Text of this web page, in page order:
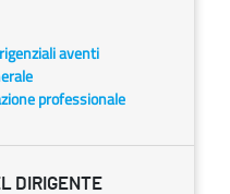
aventi
professionale
DIRIGENTE